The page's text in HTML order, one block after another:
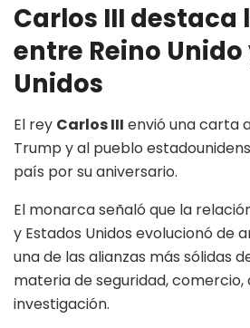
Carlos III destaca
entre Reino Unido
Unidos
El rey Carlos III envió una carta
Trump y al pueblo
país por su aniversario.
El monarca señaló que la
y Estados Unidos evolucionó de
una de las alianzas más sólidas
materia de seguridad, comercio,
investigación.